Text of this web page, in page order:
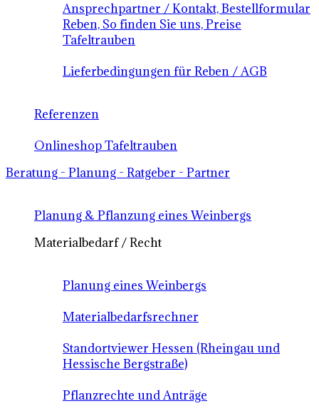
Ansprechpartner / Kontakt, Bestellformular
Reben, So finden Sie uns, Preise
Tafeltrauben
Lieferbedingungen für Reben / AGB
Referenzen
Onlineshop Tafeltrauben
Beratung - Planung - Ratgeber - Partner
Planung & Pflanzung eines Weinbergs
Materialbedarf / Recht
Planung eines Weinbergs
Materialbedarfsrechner
Standortviewer Hessen (Rheingau und
Hessische Bergstraße)
Pflanzrechte und Anträge